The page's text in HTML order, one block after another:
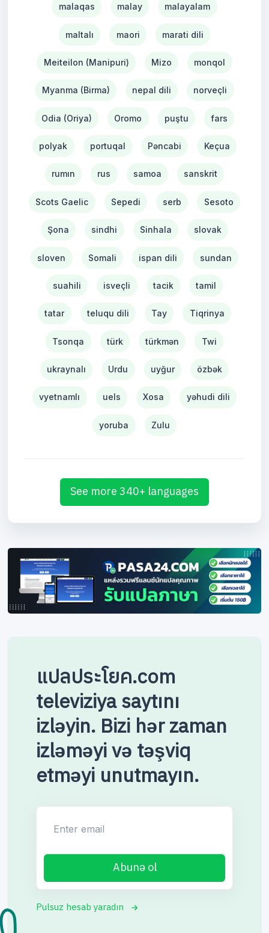
malaqas malay malayalam
maltalı maori marati dili
Meiteilon (Manipuri) Mizo monqol
Myanma (Birma) nepal dili norveçli
Odia (Oriya) Oromo puştu fars
polyak portuqal Pəncabi Keçua
rumın rus samoa sanskrit
Scots Gaelic Sepedi serb Sesoto
Şona sindhi Sinhala slovak
sloven Somali ispan dili sundan
suahili isveçli tacik tamil
tatar teluqu dili Tay Tiqrinya
Tsonqa türk türkmən Twi
ukraynalı Urdu uyğur özbək
vyetnamlı uels Xosa yəhudi dili
yoruba Zulu
See more 340+ languages
แปลประโยค.com
televiziya saytını
izləyin. Bizi hər zaman
izləməyi və təşviq
etməyi unutmayın.
Abunə ol
Pulsuz hesab yaradın